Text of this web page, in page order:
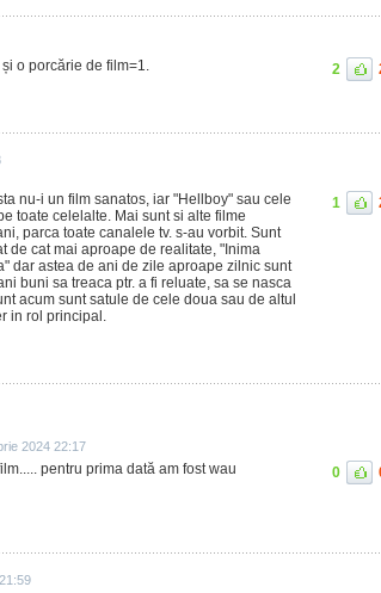
o porcărie de film=1. 2
nu-i un film sanatos, iar "Hellboy" sau cele
toate celelalte. Mai sunt si alte filme
parca toate canalele tv. s-au vorbit. Sunt
de cat mai aproape de realitate, "Inima
dar astea de ani de zile aproape zilnic sunt
buni sa treaca ptr. a fi reluate, sa se nasca
acum sunt satule de cele doua sau de altul
in rol principal.
1
2024 22:17
pentru prima dată am fost wau
0